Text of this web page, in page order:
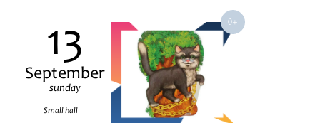
13
September
sunday
Small hall